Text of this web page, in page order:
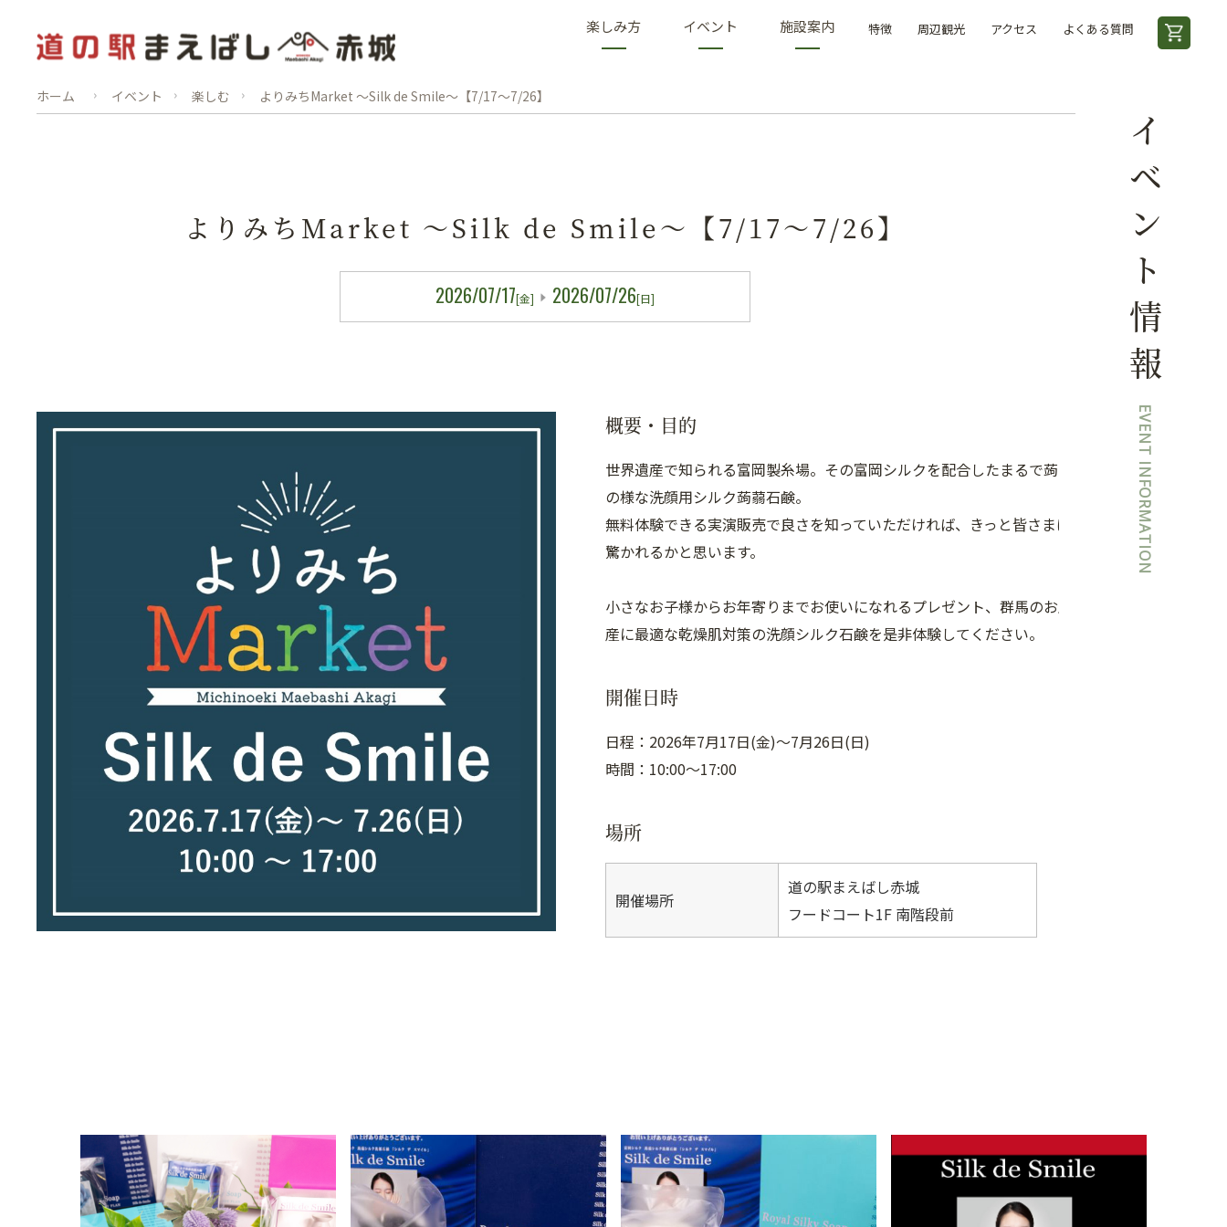
楽しみ方 イベント 施設案内 特徴 周辺観光 アクセス よくある質問
ホーム イベント 楽しむ よりみちMarket ～Silk de Smile～【7/17～7/26】
よりみちMarket ～Silk de Smile～【7/17～7/26】
2026/07/17[金] 2026/07/26[日]
概要・目的
世界遺産で知られる富岡製糸場。その富岡シルクを配合したまるで蒟蒻
の様な洗顔用シルク蒟蒻石鹸。
無料体験できる実演販売で良さを知っていただければ、きっと皆さまは
驚かれるかと思います。
小さなお子様からお年寄りまでお使いになれるプレゼント、群馬のお土
産に最適な乾燥肌対策の洗顔シルク石鹸を是非体験してください。
開催日時
日程：2026年7月17日(金)～7月26日(日)
時間：10:00～17:00
場所
開催場所
道の駅まえばし赤城
フードコート1F 南階段前
イベント情報
EVENT INFORMATION